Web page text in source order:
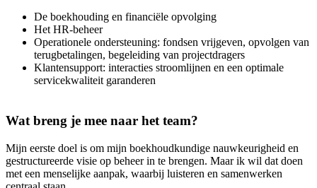
De boekhouding en financiële opvolging
Het HR-beheer
Operationele ondersteuning: fondsen vrijgeven, opvolgen van
terugbetalingen, begeleiding van projectdragers
Klantensupport: interacties stroomlijnen en een optimale
servicekwaliteit garanderen
Wat breng je mee naar het team?
Mijn eerste doel is om mijn boekhoudkundige nauwkeurigheid en
gestructureerde visie op beheer in te brengen. Maar ik wil dat doen
met een menselijke aanpak, waarbij luisteren en samenwerken